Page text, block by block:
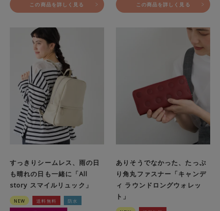
この商品を詳しく見る この商品を詳しく見る
すっきりシームレス、雨の日
も晴れの日も一緒に「All
story スマイルリュック」
NEW 送料無料
防水
ありそうでなかった、たっぷ
り角丸ファスナー「キャンデ
ィ ラウンドロングウォレッ
ト」